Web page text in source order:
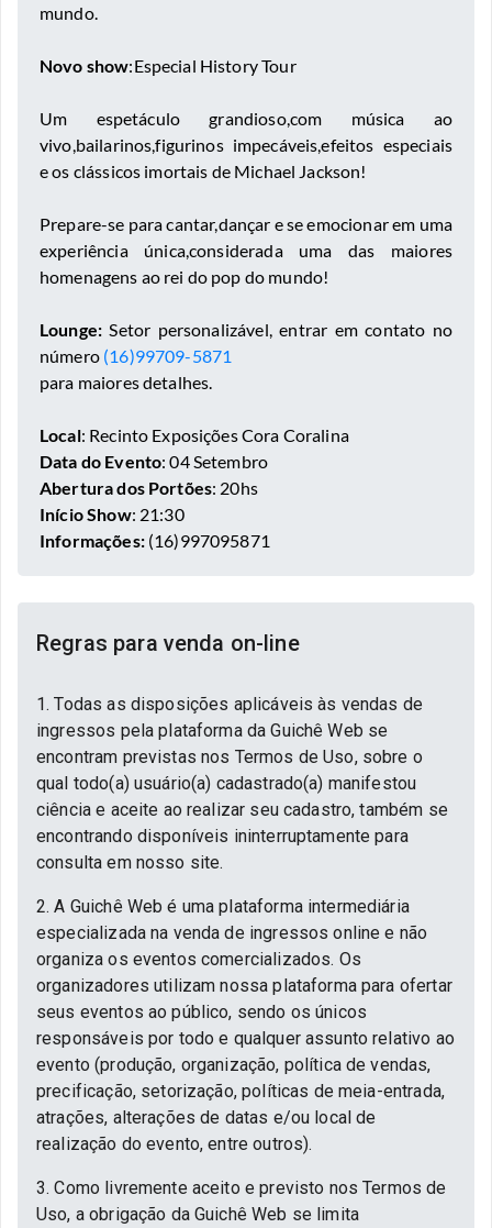
mundo.
Novo show:Especial History Tour
Um espetáculo grandioso,com música ao
vivo,bailarinos,figurinos impecáveis,efeitos especiais
e os clássicos imortais de Michael Jackson!
Prepare-se para cantar,dançar e se emocionar em uma
experiência única,considerada uma das maiores
homenagens ao rei do pop do mundo!
Lounge: Setor personalizável, entrar em contato no
número (16)99709-5871
para maiores detalhes.
Local: Recinto Exposições Cora Coralina
Data do Evento:04 Setembro
Abertura dos Portões: 20hs
Início Show: 21:30
Informações:(16)997095871
Regras para venda on-line
1. Todas as disposições aplicáveis às vendas de
ingressos pela plataforma da Guichê Web se
encontram previstas nos Termos de Uso, sobre o
qual todo(a) usuário(a) cadastrado(a) manifestou
ciência e aceite ao realizar seu cadastro, também se
encontrando disponíveis ininterruptamente para
consulta em nosso site.
2. A Guichê Web é uma plataforma intermediária
especializada na venda de ingressos online e não
organiza os eventos comercializados. Os
organizadores utilizam nossa plataforma para ofertar
seus eventos ao público, sendo os únicos
responsáveis por todo e qualquer assunto relativo ao
evento (produção, organização, política de vendas,
precificação, setorização, políticas de meia-entrada,
atrações, alterações de datas e/ou local de
realização do evento, entre outros).
3. Como livremente aceito e previsto nos Termos de
Uso, a obrigação da Guichê Web se limita